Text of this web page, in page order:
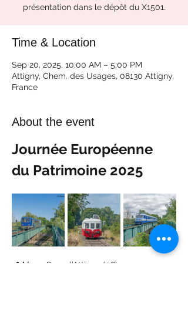
présentation dans le dépôt du X1501.
Time & Location
Sep 20, 2025, 10:00 AM – 5:00 PM
Attigny, Chem. des Usages, 08130 Attigny,
France
About the event
Journée Européenne
du Patrimoine 2025
📍 Lieu : Gare d’Attigny (08)